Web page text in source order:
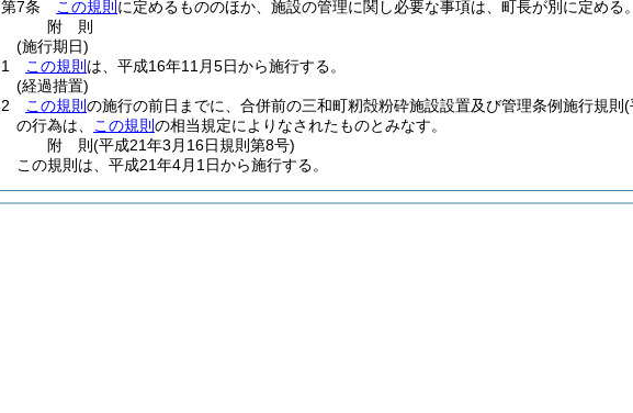
第7条
この規則 に定めるもののほか、施設の管理に関し必要な事項は、町長が別に定める。
附 則
(施行期日)
1
この規則 は、平成16年11月5日から施行する。
(経過措置)
2
この規則 の施行の前日までに、合併前の三和町籾殻粉砕施設設置及び管理条例施行規則 (
の行為は、
この規則 の相当規定によりなされたものとみなす。
附 則(平成21年3月16日規則第8号)
この規則は、平成21年4月1日から施行する。